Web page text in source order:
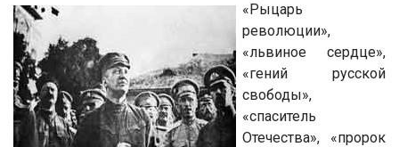
«Рыцарь
революции»,
«львиное сердце»,
«гений русской
свободы»,
«спаситель
Отечества», «пророк